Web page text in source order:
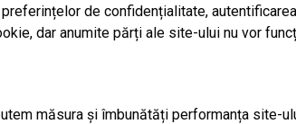
de confidențialitate,
dar anumite părți ale site-ului nu vor
măsura și îmbunătăți performanța site-